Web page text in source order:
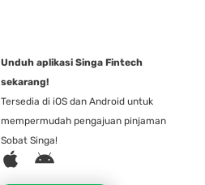
Unduh aplikasi Singa Fintech
sekarang!
Tersedia di iOS dan Android untuk
mempermudah pengajuan pinjaman
Sobat Singa!
A
A